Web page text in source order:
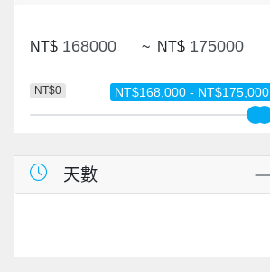
NT$ ~ NT$
NT$0 NT$168,000 - NT$175,000
天數